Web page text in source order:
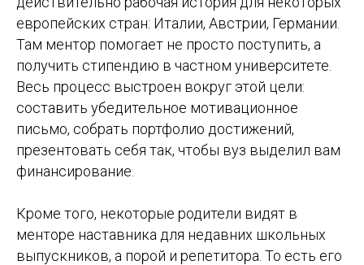
европейских стран: Италии, Австрии, Германии.
Там ментор помогает не просто поступить, а
получить стипендию в частном университете.
Весь процесс выстроен вокруг этой цели:
составить убедительное мотивационное
письмо, собрать портфолио достижений,
презентовать себя так, чтобы вуз выделил вам
финансирование.
Кроме того, некоторые родители видят в
менторе наставника для недавних школьных
выпускников, а порой и репетитора. То есть его